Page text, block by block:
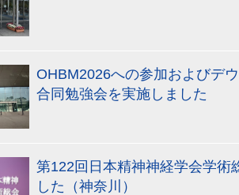
OHBM2026への参加およびデ
合同勉強会を実施しました
第122回日本精神神経学会学術
した（神奈川）